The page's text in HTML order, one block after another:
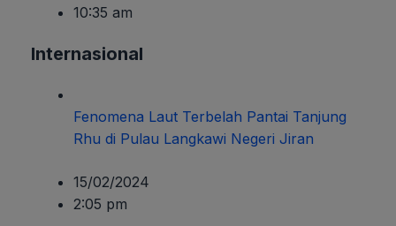
10:35 am
Internasional
Fenomena Laut Terbelah Pantai Tanjung
Rhu di Pulau Langkawi Negeri Jiran
15/02/2024
2:05 pm